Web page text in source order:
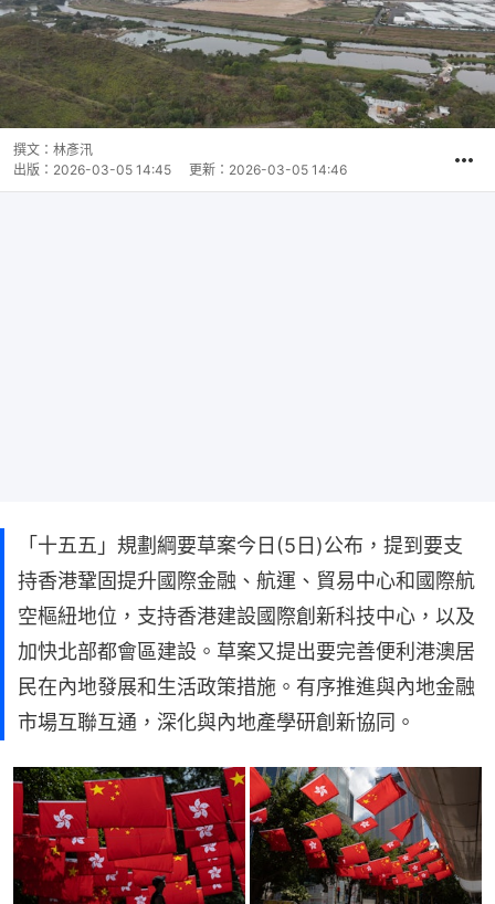
撰文： 林彥汛
出版： 2026-03-05 14:45 更新： 2026-03-05 14:46
「十五五」規劃綱要草案今日(5日)公布，提到要支
持香港鞏固提升國際金融、航運、貿易中心和國際航
空樞紐地位，支持香港建設國際創新科技中心，以及
加快北部都會區建設。草案又提出要完善便利港澳居
民在內地發展和生活政策措施。有序推進與內地金融
市場互聯互通，深化與內地產學研創新協同。